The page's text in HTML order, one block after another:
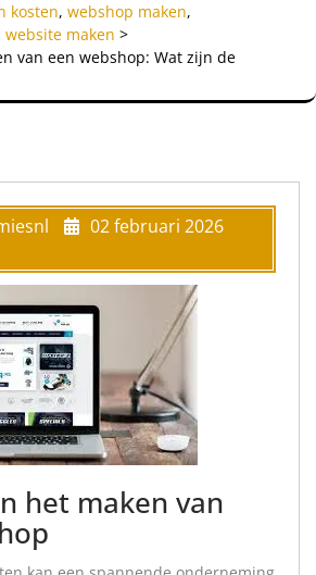
kosten, webshop maken,
website maken >
van een webshop: Wat zijn de
02 februari 2026
het maken van